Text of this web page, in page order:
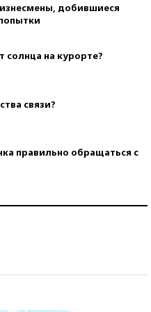
добившиеся
солнца на курорте?
связи?
правильно обращаться с